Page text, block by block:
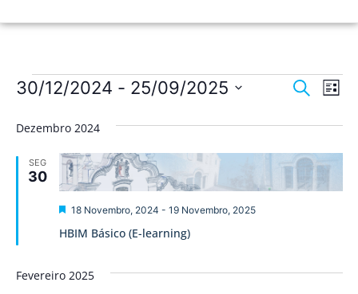
de
e
Pesquisar
de
Lista
30/12/2024 - 25/09/2025
data.
Dezembro 2024
SEG
30
HBIM Básico (E-learning)
Destaque
18 Novembro, 2024 - 19 Novembro, 2025
Fevereiro 2025